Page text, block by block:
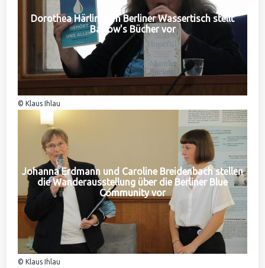
Dorothea Härlin vom Berliner Wassertisch stellt
Barlow's Bücher vor
© Klaus Ihlau
Johanna Erdmann und Caroline Breidenbach stellen
die Wanderausstellung über die Berliner Blue
Community vor
© Klaus Ihlau